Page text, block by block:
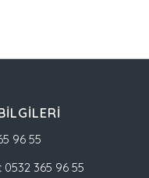
96 55
0532 365 96 55